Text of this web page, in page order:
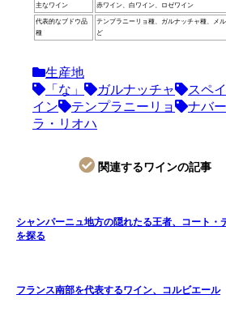
主なワイン 赤ワイン、白ワイン、ロゼワイン
代表的なブドウ品
種
テンプラニーリョ種、ガルナッチャ種、メ
ど
生産地
「な」
ガルナッチャ
スペ
イン
テンプラニーリョ
ナバ
ラ・リオハ
関連するワインの記事
シャンパーニュ地方の隠れたる王者、コート・
を探る
フランス南部を代表するワイン、コルビエール